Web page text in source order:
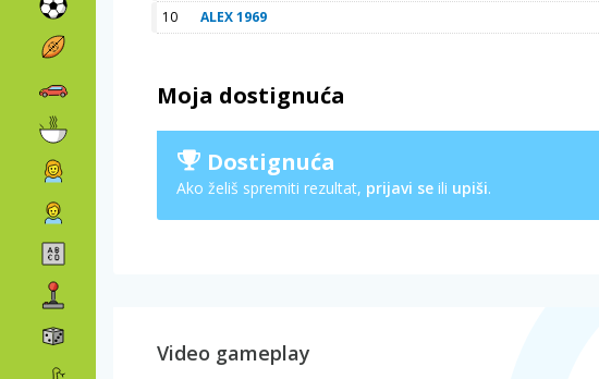
10
ALEX 1969
Moja dostignuća
Dostignuća
Ako želiš spremiti rezultat, prijavi se ili upiši.
Video gameplay